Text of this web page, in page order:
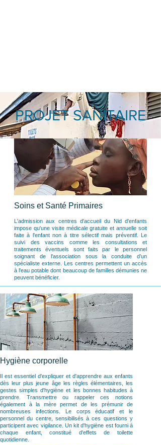
PROJET SANITAIRE
Soins et Santé Primaires
L'admission aux centres d'accueil du Nid d'enfants
impose qu'une visite médicale gratuite et annuelle soit
faite à l'enfant non à titre sélectif mais préventif. Le
suivi des vaccins comme les consultations et
traitements éventuels sont faits par le personnel
soignant de l'association sous la conduite d’un
spécialiste externe. Les centres permettent un accès
à l'eau potable dont beaucoup de familles démunies ne
peuvent bénéficier.
Hygiène corporelle
Il est essentiel d'expliquer et d'apprendre aux enfants
dès leur plus jeune âge les règles élémentaires, les
gestes simples d'hygiène et les bonnes habitudes à
prendre. Transmettre ou rappeler ces notions
également à la mère permet de les prémunir de
nombreuses infections. Le corps éducatif et le
personnel du centre, sensibilisés à ces questions y
participent avec vigilance. Un kit d'hygiène est fourni à
chaque enfant, constitué d'effets de toilette
quotidienne.